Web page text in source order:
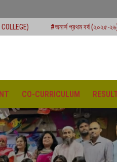
প্রথম বর্ষ (২০২৫-২৬) শিক্ষাবর্ষে ২য়
CO-CURRICULUM